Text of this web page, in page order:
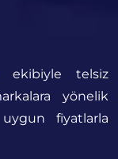
ekibiyle telsiz
yönelik
fiyatlarla